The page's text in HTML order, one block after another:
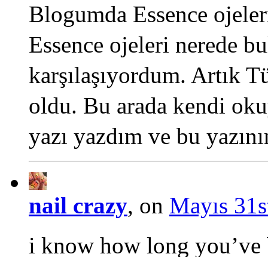
Blogumda Essence
Essence ojeleri nerede
karşılaşıyordum. Artık
oldu. Bu arada kendi
yazı yazdım ve bu
nail crazy, on Mayıs
i know how long